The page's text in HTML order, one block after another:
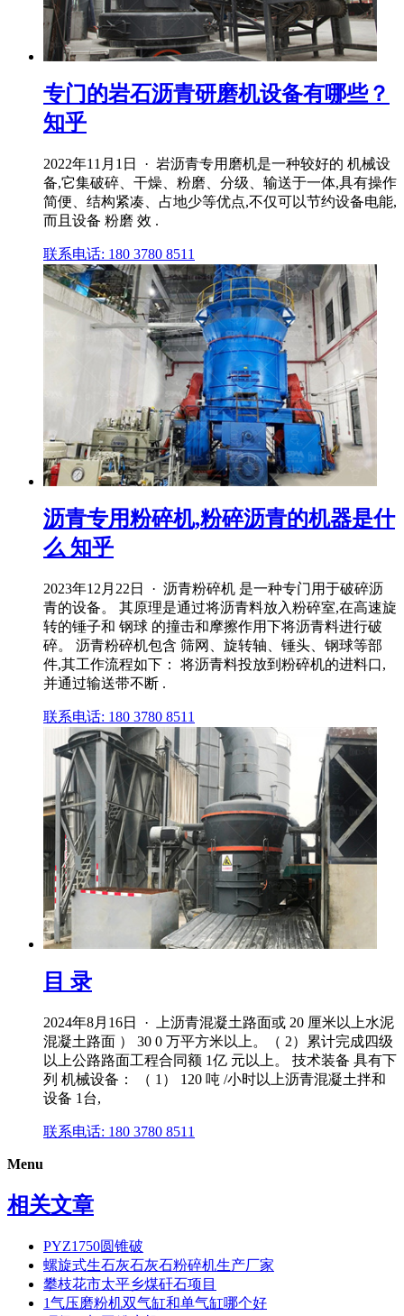
专门的岩石沥青研磨机设备有哪些？
知乎
2022年11月1日 · 岩沥青专用磨机是一种较好的 机械设
备,它集破碎、干燥、粉磨、分级、输送于一体,具有操作
简便、结构紧凑、占地少等优点,不仅可以节约设备电能,
而且设备 粉磨 效 .
联系电话: 180 3780 8511
沥青专用粉碎机,粉碎沥青的机器是什
么 知乎
2023年12月22日 · 沥青粉碎机 是一种专门用于破碎沥
青的设备。 其原理是通过将沥青料放入粉碎室,在高速旋
转的锤子和 钢球 的撞击和摩擦作用下将沥青料进行破
碎。 沥青粉碎机包含 筛网、旋转轴、锤头、钢球等部
件,其工作流程如下： 将沥青料投放到粉碎机的进料口,
并通过输送带不断 .
联系电话: 180 3780 8511
目 录
2024年8月16日 · 上沥青混凝土路面或 20 厘米以上水泥
混凝土路面 ） 30 0 万平方米以上。（ 2）累计完成四级
以上公路路面工程合同额 1亿 元以上。 技术装备 具有下
列 机械设备： （ 1） 120 吨 /小时以上沥青混凝土拌和
设备 1台,
联系电话: 180 3780 8511
Menu
相关文章
PYZ1750圆锥破
螺旋式生石灰石灰石粉碎机生产厂家
攀枝花市太平乡煤矸石项目
1气压磨粉机双气缸和单气缸哪个好